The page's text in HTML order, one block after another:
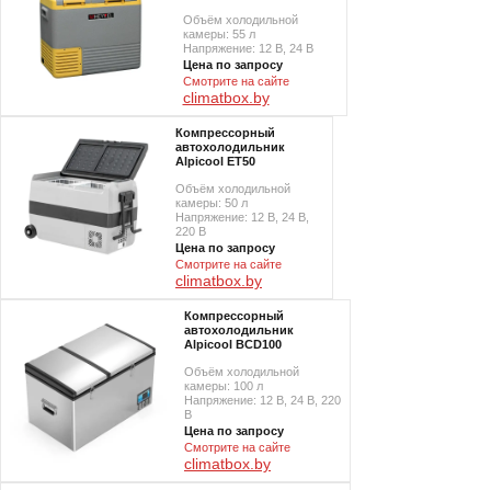
Объём холодильной
камеры: 55 л
Напряжение: 12 В, 24 В
Цена по запросу
Смотрите на сайте
climatbox.by
Компрессорный
автохолодильник
Alpicool ET50
Объём холодильной
камеры: 50 л
Напряжение: 12 В, 24 В,
220 В
Цена по запросу
Смотрите на сайте
climatbox.by
Компрессорный
автохолодильник
Alpicool BCD100
Объём холодильной
камеры: 100 л
Напряжение: 12 В, 24 В, 220
В
Цена по запросу
Смотрите на сайте
climatbox.by